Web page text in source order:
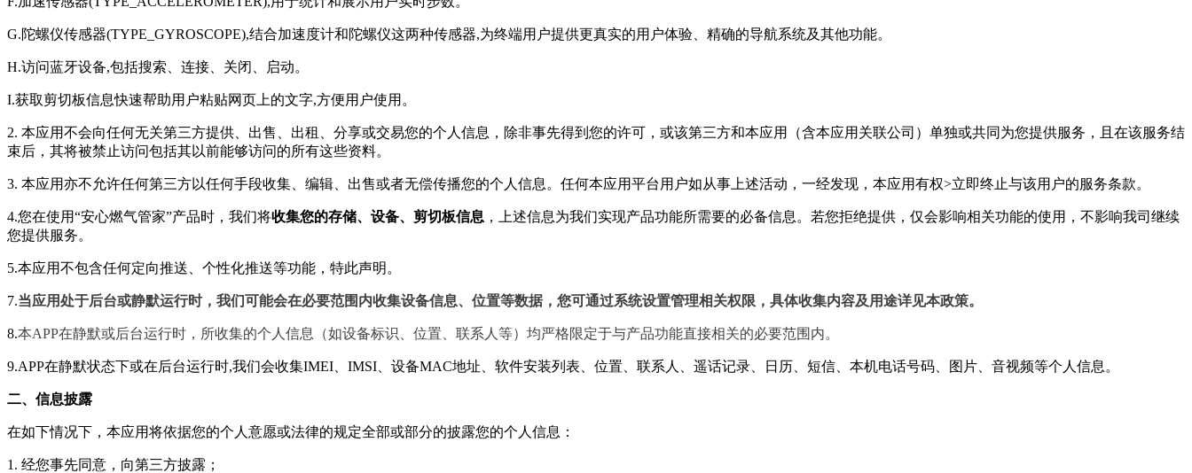
G.陀螺仪传感器(TYPE_GYROSCOPE),结合加速度计和陀螺仪这两种传感器,为终端用户提供更真实的用户体验、精确的导航系统及其他功能。
H.访问蓝牙设备,包括搜索、连接、关闭、启动。
I.获取剪切板信息快速帮助用户粘贴网页上的文字,方便用户使用。
2. 本应用不会向任何无关第三方提供、出售、出租、分享或交易您的个人信息，除非事先得到您的许可，或该第三方和本应用（含本应用关联公司）单独或共同为您提供服务，且在该服务结
束后，其将被禁止访问包括其以前能够访问的所有这些资料。
3. 本应用亦不允许任何第三方以任何手段收集、编辑、出售或者无偿传播您的个人信息。任何本应用平台用户如从事上述活动，一经发现，本应用有权>立即终止与该用户的服务条款。
4.您在使用“安心燃气管家”产品时，我们将收集您的存储、设备、剪切板信息 ，上述信息为我们实现产品功能所需要的必备信息。若您拒绝提供，仅会影响相关功能的使用，不影响我司继续
您提供服务。
5.本应用不包含任何定向推送、个性化推送等功能，特此声明。
7.当应用处于后台或静默运行时，我们可能会在必要范围内收集设备信息、位置等数据，您可通过系统设置管理相关权限，具体收集内容及用途详见本政策。
8.本APP在静默或后台运行时，所收集的个人信息（如设备标识、位置、联系人等）均严格限定于与产品功能直接相关的必要范围内。
9.APP在静默状态下或在后台运行时,我们会收集IMEI、IMSI、设备MAC地址、软件安装列表、位置、联系人、遥话记录、日历、短信、本机电话号码、图片、音视频等个人信息。
二、信息披露
在如下情况下，本应用将依据您的个人意愿或法律的规定全部或部分的披露您的个人信息：
1. 经您事先同意，向第三方披露；